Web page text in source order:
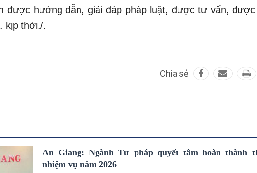
được hướng dẫn, giải đáp pháp luật, được tư vấn, được
kịp thời./.
Chia sẻ
An Giang: Ngành Tư pháp quyết tâm hoàn thành
nhiệm vụ năm 2026